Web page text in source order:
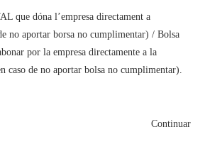
que dóna l’empresa directament a
no aportar borsa no cumplimentar) / Bolsa
por la empresa directamente a la
caso de no aportar bolsa no cumplimentar).
Continuar